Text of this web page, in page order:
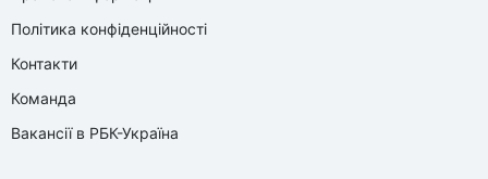
Політика конфіденційності
Контакти
Команда
Вакансії в РБК-Україна